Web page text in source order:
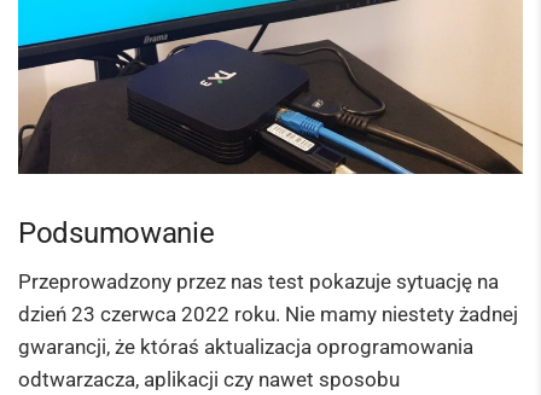
Podsumowanie
Przeprowadzony przez nas test pokazuje sytuację na
dzień 23 czerwca 2022 roku. Nie mamy niestety żadnej
gwarancji, że któraś aktualizacja oprogramowania
odtwarzacza, aplikacji czy nawet sposobu